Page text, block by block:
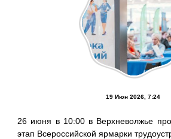
19 Июн 2026, 7:24
26 июня в 10:00 в Верхневолжье
этап Всероссийской ярмарки